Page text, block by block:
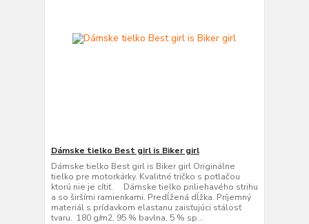
Dámske tielko Best girl is Biker girl
Dámske tielko Best girl is Biker girl Originálne
tielko pre motorkárky. Kvalitné tričko s potlačou
ktorú nie je cítiť. Dámske tielko priliehavého strihu
a so širšími ramienkami. Predĺžená dĺžka. Príjemný
materiál s prídavkom elastanu zaisťujúci stálosť
tvaru. 180 g/m2, 95 % bavlna, 5 % sp...